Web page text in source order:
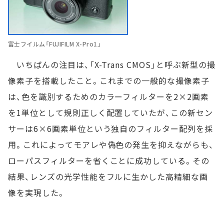
富士フイルム「FUJIFILM X-Pro1」
いちばんの注目は、「X-Trans CMOS」と呼ぶ新型の撮
像素子を搭載したこと。これまでの一般的な撮像素子
は、色を識別するためのカラーフィルターを2×2画素
を1単位として規則正しく配置していたが、この新セン
サーは6×6画素単位という独自のフィルター配列を採
用。これによってモアレや偽色の発生を抑えながらも、
ローパスフィルターを省くことに成功している。その
結果、レンズの光学性能をフルに生かした高精細な画
像を実現した。